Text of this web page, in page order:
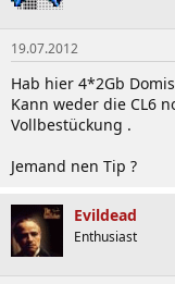
19.07.2012
Hab hier 4*2Gb Domis
Kann weder die CL6
Vollbestückung .
Jemand nen Tip ?
Evildead
Enthusiast